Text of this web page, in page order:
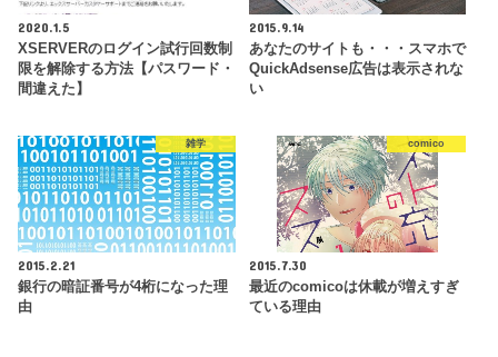
2020.1.5
XSERVERのログイン試行回数制
限を解除する方法【パスワード・
間違えた】
2015.9.14
あなたのサイトも・・・スマホで
QuickAdsense広告は表示されな
い
雑学
2015.2.21
銀行の暗証番号が4桁になった理
由
comico
2015.7.30
最近のcomicoは休載が増えすぎ
ている理由